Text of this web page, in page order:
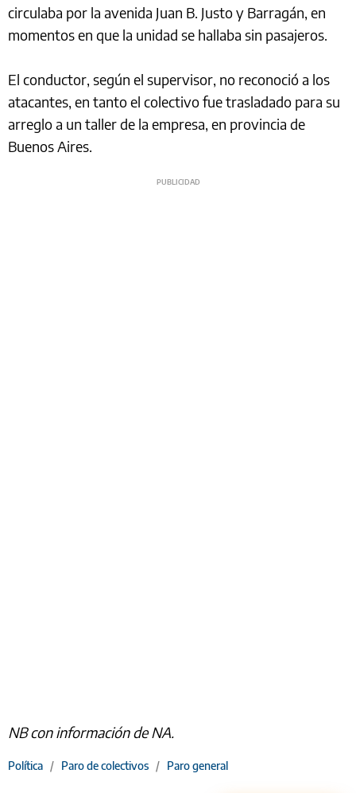
circulaba por la avenida Juan B. Justo y Barragán, en
momentos en que la unidad se hallaba sin pasajeros.
El conductor, según el supervisor, no reconoció a los
atacantes, en tanto el colectivo fue trasladado para su
arreglo a un taller de la empresa, en provincia de
Buenos Aires.
NB con información de NA.
Política / Paro de colectivos / Paro general